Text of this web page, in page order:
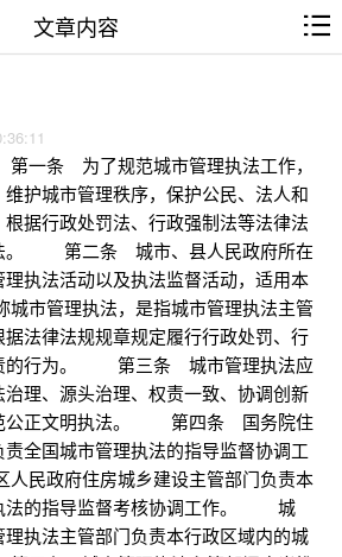
文章内容
为了规范城市管理执法工作，
护城市管理秩序，保护公民、法人和
据行政处罚法、行政强制法等法律法
。 第二条 城市、县人民政府所在
执法活动以及执法监督活动，适用本
管理执法，是指城市管理执法主管
法律法规规章规定履行行政处罚、行
的行为。 第三条 城市管理执法应
理、源头治理、权责一致、协调创新
公正文明执法。 第四条 国务院住
全国城市管理执法的指导监督协调工
政府住房城乡建设主管部门负责本
法的指导监督考核协调工作。 城
执法主管部门负责本行政区域内的城